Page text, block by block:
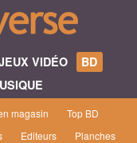
VIDÉO
BD
magasin
Top BD
Editeurs
Planches